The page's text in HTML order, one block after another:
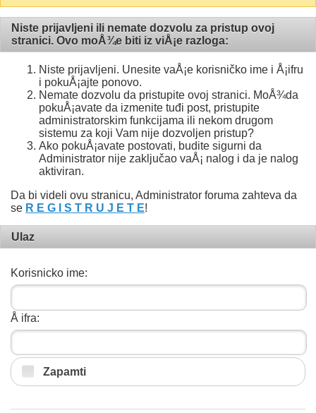
Niste prijavljeni ili nemate dozvolu za pristup ovoj
stranici. Ovo moÅ¾e biti iz viÅ¡e razloga:
Niste prijavljeni. Unesite vaÅ¡e korisničko ime i Å¡ifru
i pokuÅ¡ajte ponovo.
Nemate dozvolu da pristupite ovoj stranici. MoÅ¾da
pokuÅ¡avate da izmenite tuđi post, pristupite
administratorskim funkcijama ili nekom drugom
sistemu za koji Vam nije dozvoljen pristup?
Ako pokuÅ¡avate postovati, budite sigurni da
Administrator nije zaključao vaÅ¡ nalog i da je nalog
aktiviran.
Da bi videli ovu stranicu, Administrator foruma zahteva da
se R E G I S T R U J E T E!
Ulaz
Korisnicko ime:
Å ifra:
Zapamti